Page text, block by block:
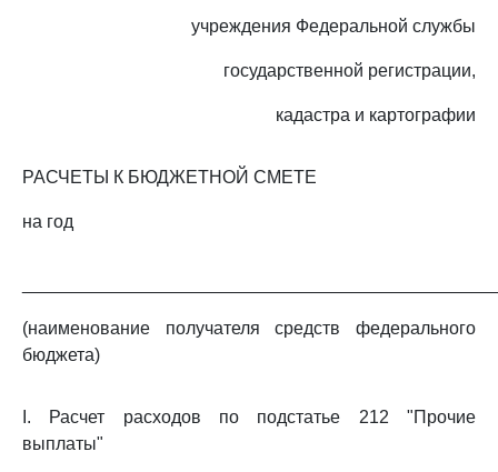
учреждения Федеральной службы
государственной регистрации,
кадастра и картографии
РАСЧЕТЫ К БЮДЖЕТНОЙ СМЕТЕ
на год
(наименование получателя средств федерального
бюджета)
I. Расчет расходов по подстатье 212 "Прочие
выплаты"